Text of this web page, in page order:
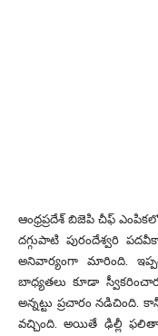
ఆంధ్రప్రదేశ్ బిజెపి చీఫ్
దగ్గుపాటి పురందేశ్వరి
అనివార్యంగా మారింది.
బాధ్యతలు కూడా
అన్నట్టు ప్రచారం
వచ్చింది. అయితే ఢిల్లీ